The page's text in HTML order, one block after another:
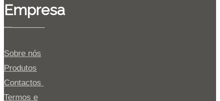
Empresa
Sobre nós
Produtos
Contactos
Termos e